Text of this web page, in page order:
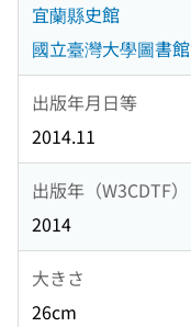
宜蘭縣史館
國立臺灣大學圖書館
出版年月日等
2014.11
出版年（W3CDTF）
2014
大きさ
26cm